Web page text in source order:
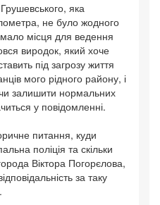
яка
не було жодного
місця для ведення
виродок, який хоче
під загрозу життя
мого рідного району, і
залишити нормальних
у повідомленні.
питання, куди
поліція та скільки
Віктора Погорєлова,
за таку